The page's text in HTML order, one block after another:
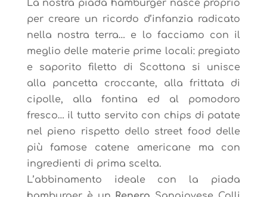
La nostra piada hamburger nasce proprio
per creare un ricordo d’infanzia radicato
nella nostra terra… e lo facciamo con il
meglio delle materie prime locali: pregiato
e saporito filetto di Scottona si unisce
alla pancetta croccante, alla frittata di
cipolle, alla fontina ed al pomodoro
fresco… il tutto servito con chips di patate
nel pieno rispetto dello street food delle
più famose catene americane ma con
ingredienti di prima scelta.
L’abbinamento ideale con la piada